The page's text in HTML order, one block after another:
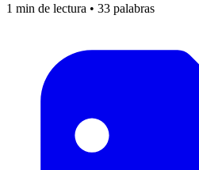
1 min de lectura • 33 palabras